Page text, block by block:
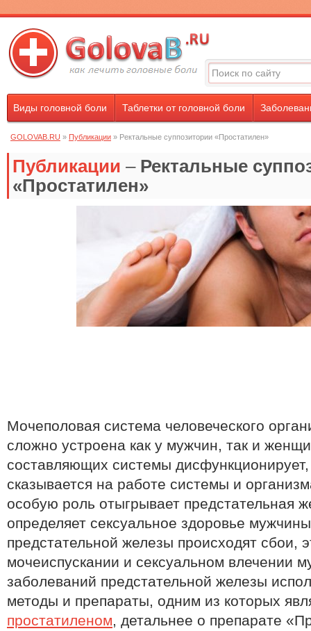
Виды головной боли Таблетки от головной боли
GOLOVAB.RU » Публикации » Ректальные суппозитории «Простатилен»
Публикации – Ректальные
«Простатилен»
Мочеполовая система человеческого
сложно устроена как у мужчин, так и
составляющих системы дисфункционирует,
сказывается на работе системы и
особую роль отыгрывает предстательная
определяет сексуальное здоровье
предстательной железы происходят сбои,
мочеиспускании и сексуальном влечении
заболеваний предстательной железы
методы и препараты, одним из которых
простатиленом, детальнее о препарате